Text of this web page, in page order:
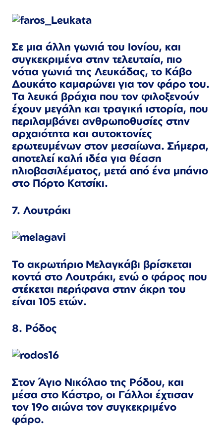
Σε μια άλλη γωνιά του Ιονίου, και
συγκεκριμένα στην τελευταία, πιο
νότια γωνιά της Λευκάδας, το Κάβο
Δουκάτο καμαρώνει για τον φάρο του.
Τα λευκά βράχια που τον φιλοξενούν
έχουν μεγάλη και τραγική ιστορία, που
περιλαμβάνει ανθρωποθυσίες στην
αρχαιότητα και αυτοκτονίες
ερωτευμένων στον μεσαίωνα. Σήμερα,
αποτελεί καλή ιδέα για θέαση
ηλιοβασιλέματος, μετά από ένα μπάνιο
στο Πόρτο Κατσίκι.
7. Λουτράκι
Το ακρωτήριο Μελαγκάβι βρίσκεται
κοντά στο Λουτράκι, ενώ ο φάρος που
στέκεται περήφανα στην άκρη του
είναι 105 ετών.
8. Ρόδος
Στον Άγιο Νικόλαο της Ρόδου, και
μέσα στο Κάστρο, οι Γάλλοι έχτισαν
τον 19ο αιώνα τον συγκεκριμένο
φάρο.